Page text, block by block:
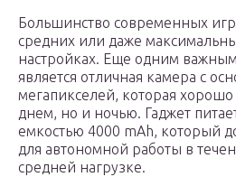
Большинство современных
средних или даже
настройках. Еще одним
является отличная камера с
мегапикселей, которая
днем, но и ночью. Гаджет
емкостью 4000 mAh, который
для автономной работы в
средней нагрузке.